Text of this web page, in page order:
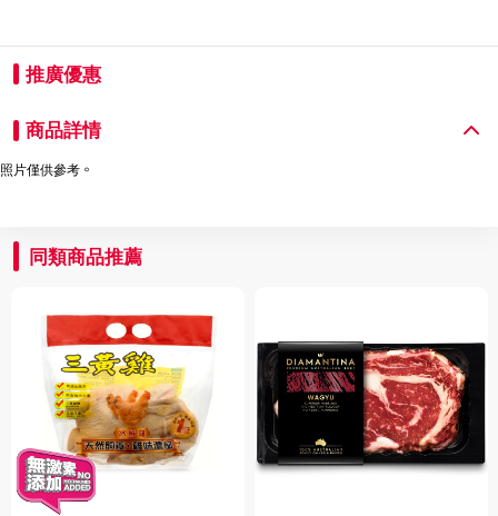
推廣優惠
商品詳情
照片僅供參考。
同類商品推薦